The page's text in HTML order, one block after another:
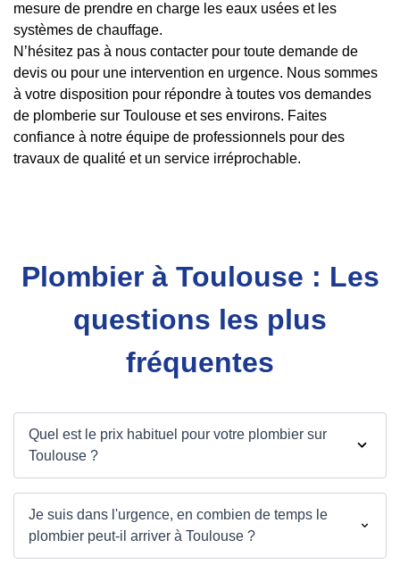
mesure de prendre en charge les eaux usées et les
systèmes de chauffage.
N’hésitez pas à nous contacter pour toute demande de
devis ou pour une intervention en urgence. Nous sommes
à votre disposition pour répondre à toutes vos demandes
de plomberie sur Toulouse et ses environs. Faites
confiance à notre équipe de professionnels pour des
travaux de qualité et un service irréprochable.
Plombier à Toulouse : Les
questions les plus
fréquentes
Quel est le prix habituel pour votre plombier sur
Toulouse ?
Je suis dans l'urgence, en combien de temps le
plombier peut-il arriver à Toulouse ?